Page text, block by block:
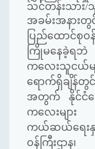
သင်တန်းသား/
အခမ်းအနားတွင်
ပြည်ထောင်စုဝ
ကြိုမနေခဲ့ရ
ကလေးသူငယ်မ
ရောက်ရှိချိ
အတွက် နိုင်ငံတ
ကလေးများ
ကယ်ဆယ်ရေးနှင့်
ဝန်ကြီးဌာန